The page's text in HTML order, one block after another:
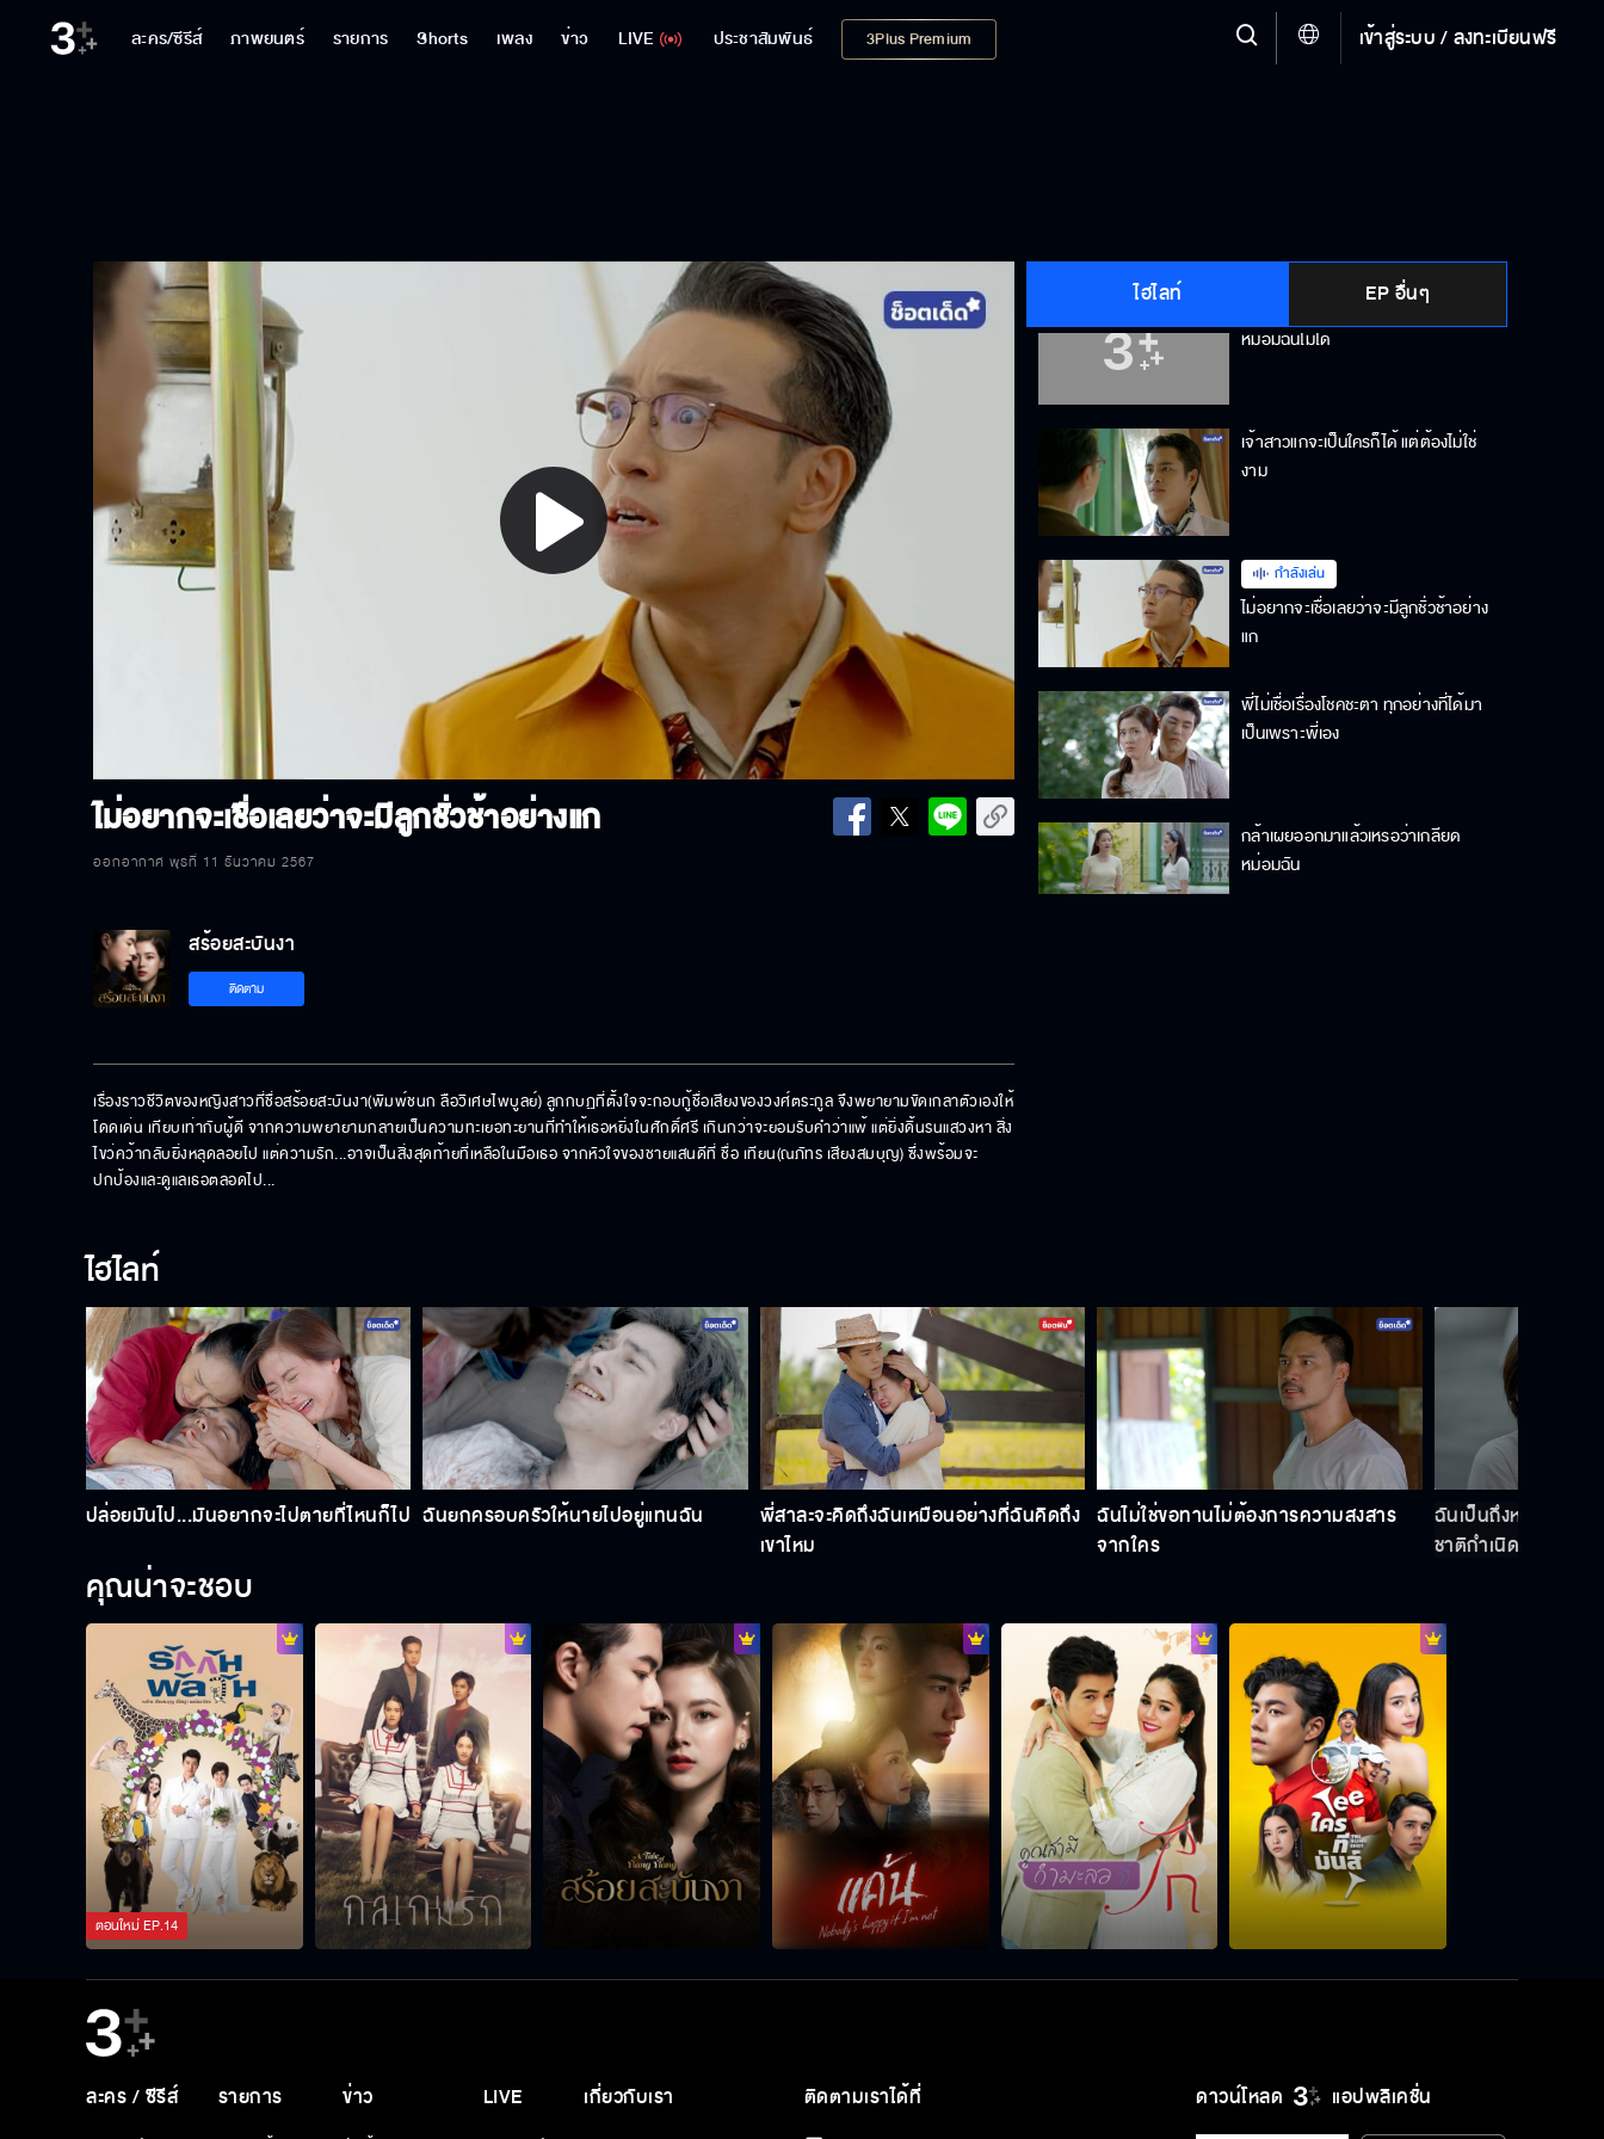
ละคร/ซีรีส์ ภาพยนตร์ รายการ Shorts เพลง ข่าว LIVE ประชาสัมพันธ์ 3Plus Premium เข้าสู่ระบบ / ลงทะเบียนฟรี
Play
ไม่อยากจะเชื่อเลยว่าจะมีลูกชั่วช้าอย่างแก
ออกอากาศ พุธที่ 11 ธันวาคม 2567
ไฮไลท์ EP อื่นๆ
กระหม่อมแค่ปกป้อง ไม่ให้ผู้หญิงคน
จะมาโทษทุกอย่างว่าเป็นความผิด
หม่อมฉันไม่ได้
เจ้าสาวแกจะเป็นใครก็ได้ แต่ต้องไม่ใช่
งาม
กำลังเล่น
ไม่อยากจะเชื่อเลยว่าจะมีลูกชั่วช้าอย่าง
แก
พี่ไม่เชื่อเรื่องโชคชะตา ทุกอย่างที่ได้มา
เป็นเพราะพี่เอง
กล้าเผยออกมาแล้วเหรอว่าเกลียด
หม่อมฉัน
อย่ามาชิงดีชิ่งเด่นด้วยวิธีสกปรกแบบนี้
พี่เกิดมาเพื่อเป็นของฉัน ใครก็แย่งไปไม่
ได้
แกมันคนชั้นต่ำ ทำไมฉันต้องเกรงใจ
รูปลับ ๆ ถ้าใครได้เห็น คงลือกระฉ่อน
ฉันจะพิสูจน์ว่าฉันไม่ได้รั้งพี่อีกต่อไป
สร้อยสะบันงา
ติดตาม
เรื่องราวชีวิตของหญิงสาวที่ชื่อสร้อยสะบันงา(พิมพ์ชนก ลือวิเศษไพบูลย์) ลูกกบฏที่ตั้งใจจะกอบกู้ชื่อเสียงของวงศ์ตระกูล จึงพยายามขัดเกลาตัวเองให้
โดดเด่น เทียบเท่ากับผู้ดี จากความพยายามกลายเป็นความทะเยอทะยานที่ทำให้เธอหยิ่งในศักดิ์ศรี เกินกว่าจะยอมรับคำว่าแพ้ แต่ยิ่งดิ้นรนแสวงหา สิ่ง
ไขว่คว้ากลับยิ่งหลุดลอยไป แต่ความรัก...อาจเป็นสิ่งสุดท้ายที่เหลือในมือเธอ จากหัวใจของชายแสนดีที่ ชื่อ เทียน(ณภัทร เสียงสมบุญ) ซึ่งพร้อมจะ
ปกป้องและดูแลเธอตลอดไป...
ไฮไลท์
ปล่อยมันไป...มันอยากจะไปตายที่ไหนก็ไป ฉันยกครอบครัวให้นายไปอยู่แทนฉัน
พี่สาละจะคิดถึงฉันเหมือนอย่างที่ฉันคิดถึง
เขาไหม
ฉันไม่ใช่ขอทานไม่ต้องการความสงสาร
จากใคร
ฉันเป็นถึงหลานพระย
ชาติกำเนิดใคร
คุณน่าจะชอบ
ตอนใหม่EP.14
ดาวน์โหลด แอปพลิเคชั่น
ละคร / ซีรีส์ รายการ ข่าว LIVE เกี่ยวกับเรา ติดตามเราได้ที่